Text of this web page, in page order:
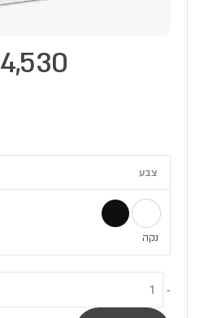
4,530
צבע
נקה
-
של
מחמם
מגבות
ONYX